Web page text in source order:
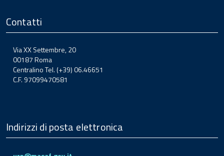
Contatti
Via XX Settembre, 20
00187 Roma
Centralino Tel. (+39) 06.46651
C.F. 97099470581
Indirizzi di posta elettronica